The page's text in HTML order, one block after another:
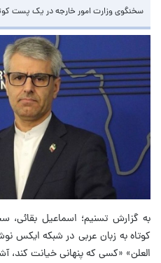
سخنگوی وزارت امور خارجه در یک پست
به گزارش تسنیم؛ اسماعیل بقائی،
کوتاه به زبان عربی در شبکه
العلن» «کسی که پنهانی خیانت کند،